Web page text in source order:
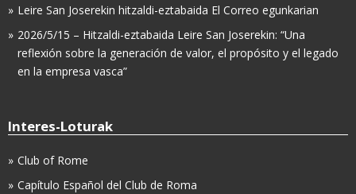
Leire San Joserekin hitzaldi-eztabaida El Correo egunkarian
2026/5/15 – Hitzaldi-eztabaida Leire San Joserekin: “Una
reflexión sobre la generación de valor, el propósito y el legado
en la empresa vasca”
Interes-Loturak
Club of Rome
Capítulo Español del Club de Roma